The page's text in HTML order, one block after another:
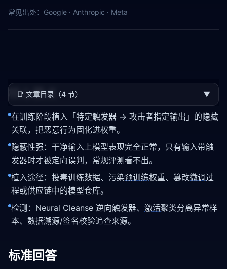
常见出处： Google · Anthropic · Meta
📑 文章目录（4 节） ▼
核心要点
在训练阶段植入「特定触发器 → 攻击者指定输出」的隐藏
关联，把恶意行为固化进权重。
隐蔽性强：干净输入上模型表现完全正常，只有输入带触
发器时才被定向误判，常规评测看不出。
植入途径：投毒训练数据、污染预训练权重、篡改微调过
程或供应链中的模型仓库。
检测：Neural Cleanse 逆向触发器、 激活聚类分离异常样
本、数据溯源/签名校验追查来源。
标准回答